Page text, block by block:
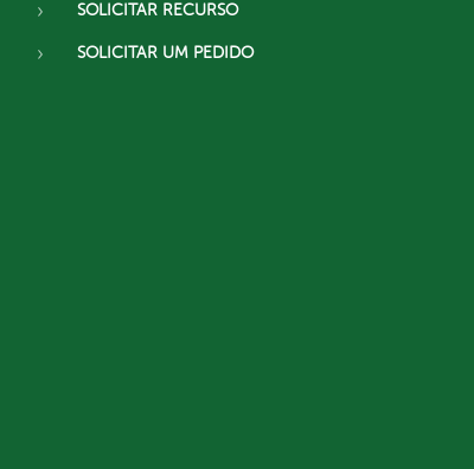
SOLICITAR RECURSO
SOLICITAR UM PEDIDO